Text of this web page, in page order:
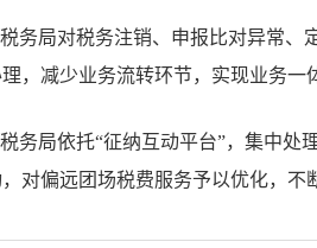
务局对税务注销、申报比对异常
，减少业务流转环节，实现业务一
务局依托“征纳互动平台”，集中
对偏远团场税费服务予以优化，不